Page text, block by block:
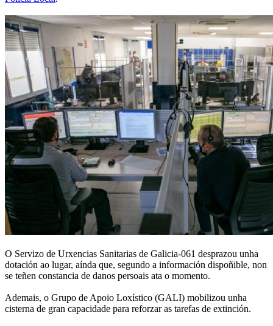
O Servizo de Urxencias Sanitarias de Galicia-061 desprazou unha
dotación ao lugar, aínda que, segundo a información dispoñible, non
se teñen constancia de danos persoais ata o momento.
Ademais, o Grupo de Apoio Loxístico (GALI) mobilizou unha
cisterna de gran capacidade para reforzar as tarefas de extinción.